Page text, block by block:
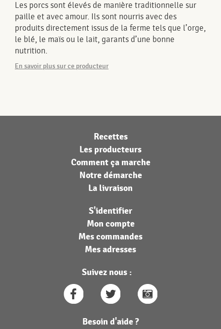
Les porcs sont élevés de manière traditionnelle sur
paille et avec amour. Ils sont nourris avec des
produits directement issus de la ferme tels que l’orge,
le blé, le maïs ou le lait, garants d’une bonne
nutrition.
En savoir plus sur ce producteur
Recettes
Les producteurs
Comment ça marche
Notre démarche
La livraison
S'identifier
Mon compte
Mes commandes
Mes adresses
Suivez nous :
Besoin d'aide ?